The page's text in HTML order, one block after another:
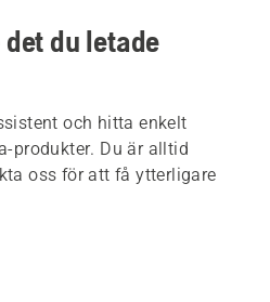
du letade
och hitta enkelt
produkter. Du är alltid
oss för att få ytterligare